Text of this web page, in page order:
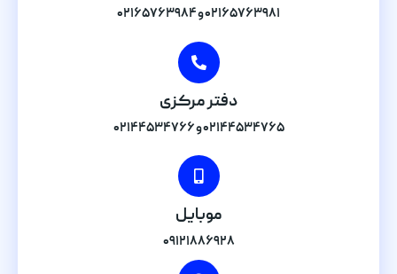
۰۲۱۶۵۷۶۳۹۸۱ و ۰۲۱۶۵۷۶۳۹۸۴
دفتر مرکزی
۰۲۱۴۴۵۳۴۷۶۵ و ۰۲۱۴۴۵۳۴۷۶۶
موبایل
۰۹۱۲۱۸۸۶۹۲۸